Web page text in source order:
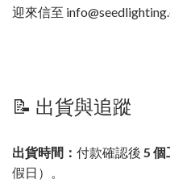
迎來信至
📝 出貨與追蹤
出貨時間： 付款確認後 5 個
假日）。